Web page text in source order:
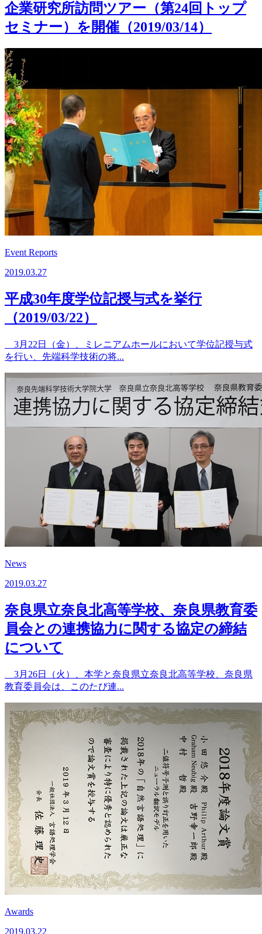
企業研究所訪問ツアー（第24回トップ
セミナー）を開催（2019/03/14）
Event Reports
2019.03.27
平成30年度学位記授与式を挙行
（2019/03/22）
3月22日（金）、ミレニアムホールにおいて学位記授与式
を行い、先端科学技術の将...
News
2019.03.27
奈良県立奈良北高等学校、奈良県教育委
員会との連携協力に関する協定の締結
について
3月26日（火）、本学と奈良県立奈良北高等学校、奈良県
教育委員会は、このたび連...
Awards
2019.03.22